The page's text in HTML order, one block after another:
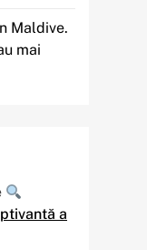
Maldive.
mai
a